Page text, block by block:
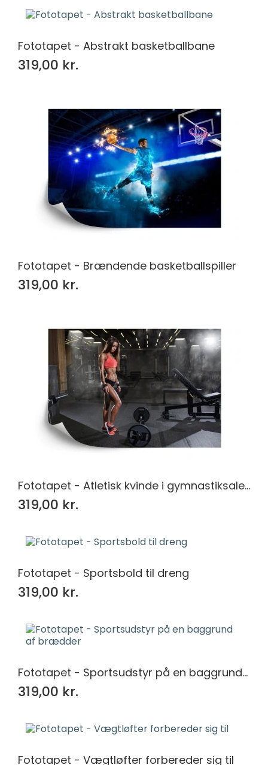
Fototapet - Abstrakt basketballbane
319,00 kr.
Fototapet - Brændende basketballspiller
319,00 kr.
Fototapet - Atletisk kvinde i gymnastiksalen
319,00 kr.
Fototapet - Sportsbold til dreng
319,00 kr.
Fototapet - Sportsudstyr på en baggrund af brædder
319,00 kr.
Fototapet - Vægtløfter forbereder sig til